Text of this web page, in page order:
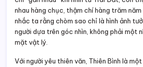
nhau hàng chục, thậm chí hàng trăm
nhắc ta rằng chòm sao chỉ là hình ảnh
người dựa trên góc nhìn, không phải một
mặt vật lý.
Với người yêu thiên văn, Thiên Bình là